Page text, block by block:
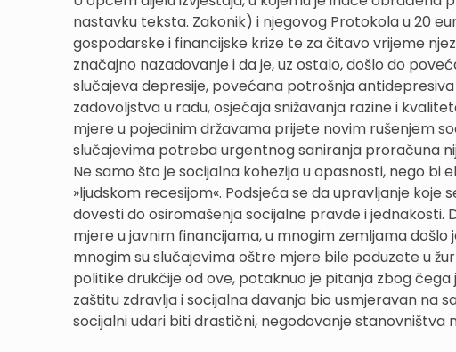
nastavku teksta. Zakonik) i njegovog Protokola u 20
gospodarske i financijske krize te za čitavo vrijeme
značajno nazadovanje i da je, uz ostalo, došlo do
slučajeva depresije, povećana potrošnja
zadovoljstva u radu, osjećaja snižavanja razine i
mjere u pojedinim državama prijete novim rušenjem
slučajevima potreba urgentnog saniranja proračuna
Ne samo što je socijalna kohezija u opasnosti, nego
»ljudskom recesijom«. Podsjeća se da upravljanje
dovesti do osiromašenja socijalne pravde i jednakosti.
mjere u javnim financijama, u mnogim zemljama
mnogim su slučajevima oštre mjere bile poduzete u
politike drukčije od ove, potaknuo je pitanja zbog
zaštitu zdravlja i socijalna davanja bio usmjeravan na
socijalni udari biti drastični, negodovanje